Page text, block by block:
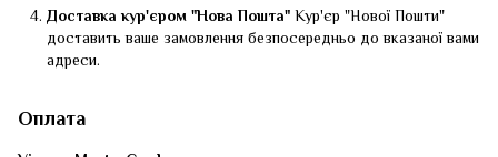
Доставка кур'єром "Нова Пошта"Кур'єр "Нової Пошти"
доставить ваше замовлення безпосередньо до вказаної вами
адреси.
Оплата